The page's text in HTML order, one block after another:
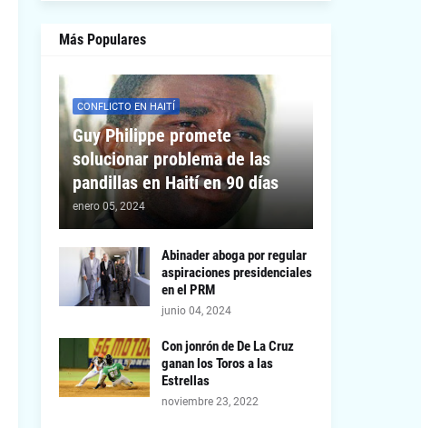
Más Populares
CONFLICTO EN HAITÍ
Guy Philippe promete
solucionar problema de las
pandillas en Haití en 90 días
enero 05, 2024
Abinader aboga por regular
aspiraciones presidenciales
en el PRM
junio 04, 2024
Con jonrón de De La Cruz
ganan los Toros a las
Estrellas
noviembre 23, 2022